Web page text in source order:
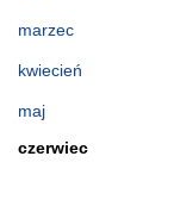
marzec
kwiecień
maj
czerwiec